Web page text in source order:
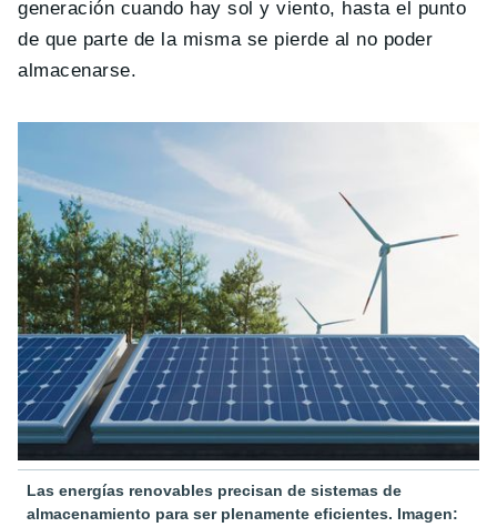
generación cuando hay sol y viento, hasta el punto
de que parte de la misma se pierde al no poder
almacenarse.
Las energías renovables precisan de sistemas de
almacenamiento para ser plenamente eficientes. Imagen: